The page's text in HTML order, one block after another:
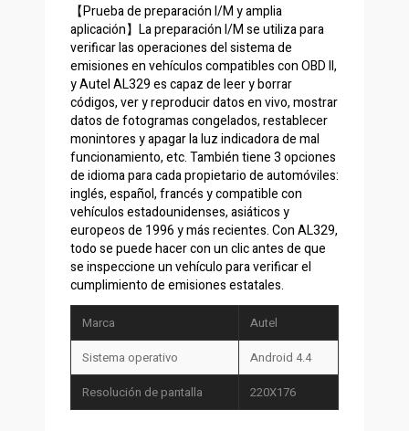
【Prueba de preparación I/M y amplia
aplicación】La preparación I/M se utiliza para
verificar las operaciones del sistema de
emisiones en vehículos compatibles con OBD II,
y Autel AL329 es capaz de leer y borrar
códigos, ver y reproducir datos en vivo, mostrar
datos de fotogramas congelados, restablecer
monintores y apagar la luz indicadora de mal
funcionamiento, etc. También tiene 3 opciones
de idioma para cada propietario de automóviles:
inglés, español, francés y compatible con
vehículos estadounidenses, asiáticos y
europeos de 1996 y más recientes. Con AL329,
todo se puede hacer con un clic antes de que
se inspeccione un vehículo para verificar el
cumplimiento de emisiones estatales.
Marca
Autel
Sistema operativo
Android 4.4
Resolución de pantalla
220X176